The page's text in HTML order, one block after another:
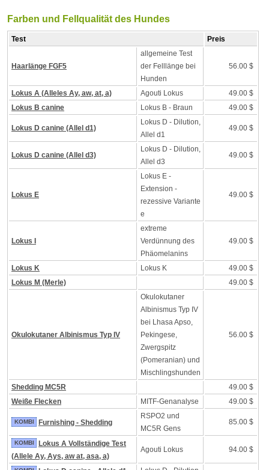
Farben und Fellqualität des Hundes
Test Preis
Haarlänge FGF5
allgemeine Test
der Felllänge bei
Hunden
56.00 $
Lokus A (Alleles Ay, aw, at, a) Agouti Lokus
49.00 $
Lokus B canine
Lokus B - Braun 49.00 $
Lokus D canine (Allel d1)
Lokus D - Dilution,
Allel d1
49.00 $
Lokus D canine (Allel d3)
Lokus D - Dilution,
Allel d3
49.00 $
Lokus E
Lokus E -
Extension -
rezessive Variante
e
49.00 $
Lokus I
extreme
Verdünnung des
Phäomelanins
49.00 $
Lokus K Lokus K
49.00 $
Lokus M (Merle)
49.00 $
Okulokutaner Albinismus Typ IV
Okulokutaner
Albinismus Typ IV
bei Lhasa Apso,
Pekingese,
Zwergspitz
(Pomeranian) und
Mischlingshunden
56.00 $
Shedding MC5R
49.00 $
Weiße Flecken
MITF-Genanalyse 49.00 $
KOMBI Furnishing - Shedding
RSPO2 und
MC5R Gens
85.00 $
KOMBI
Lokus A Vollständige Test
(Allele Ay, Ays, aw at, asa, a)
Agouti Lokus 94.00 $